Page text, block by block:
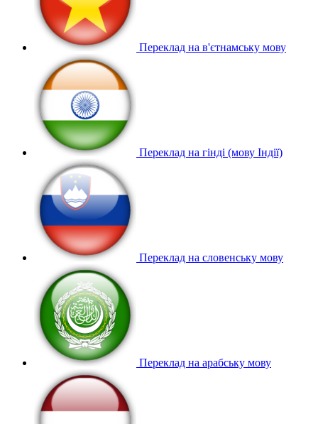
Переклад на в'єтнамську мову
Переклад на гінді (мову Індії)
Переклад на словенську мову
Переклад на арабську мову